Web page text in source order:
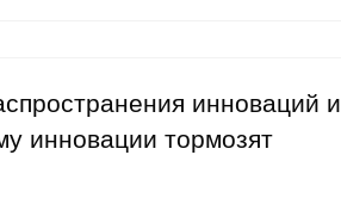
инноваций и
инновации тормозят